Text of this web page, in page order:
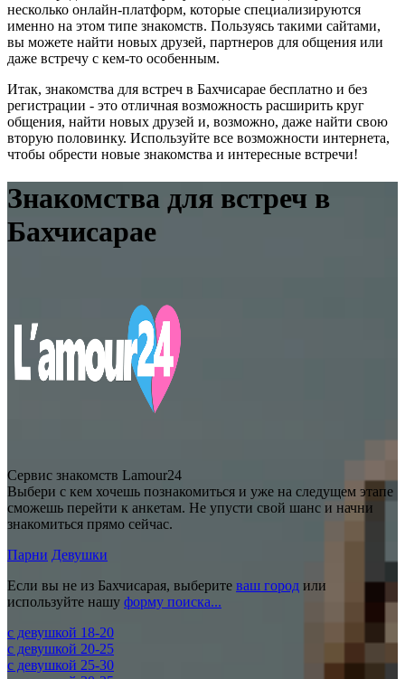
несколько онлайн-платформ, которые специализируются
именно на этом типе знакомств. Пользуясь такими сайтами,
вы можете найти новых друзей, партнеров для общения или
даже встречу с кем-то особенным.
Итак, знакомства для встреч в Бахчисарае бесплатно и без
регистрации - это отличная возможность расширить круг
общения, найти новых друзей и, возможно, даже найти свою
вторую половинку. Используйте все возможности интернета,
чтобы обрести новые знакомства и интересные встречи!
Знакомства для встреч в
Бахчисарае
Сервис знакомств Lamour24
Выбери с кем хочешь познакомиться и уже на следущем этапе
сможешь перейти к анкетам. Не упусти свой шанс и начни
знакомиться прямо сейчас.
Парни Девушки
Если вы не из Бахчисарая, выберите ваш город или
используйте нашу форму поиска...
c девушкой 18-20
c девушкой 20-25
c девушкой 25-30